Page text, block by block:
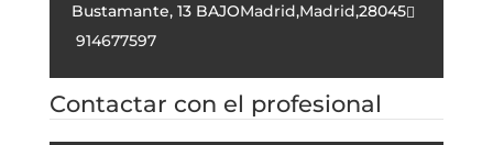
Bustamante, 13 BAJOMadrid,Madrid,28045
914677597
Contactar con el profesional